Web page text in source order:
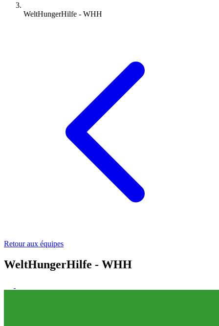
WeltHungerHilfe - WHH
Retour aux équipes
WeltHungerHilfe - WHH